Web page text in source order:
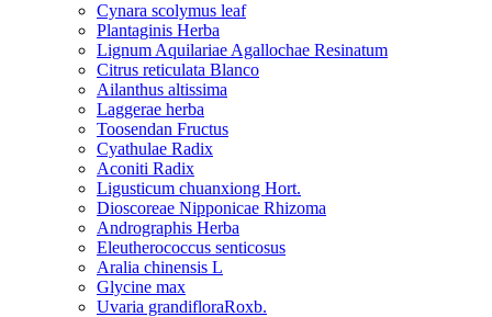
Cynara scolymus leaf
Plantaginis Herba
Lignum Aquilariae Agallochae Resinatum
Citrus reticulata Blanco
Ailanthus altissima
Laggerae herba
Toosendan Fructus
Cyathulae Radix
Aconiti Radix
Ligusticum chuanxiong Hort.
Dioscoreae Nipponicae Rhizoma
Andrographis Herba
Eleutherococcus senticosus
Aralia chinensis L
Glycine max
Uvaria grandifloraRoxb.